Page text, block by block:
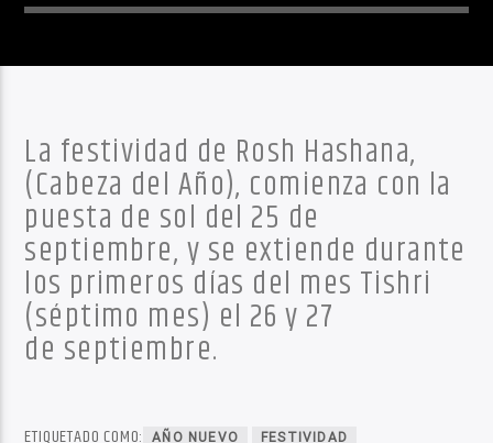
La festividad de Rosh Hashana,
(Cabeza del Año), comienza con la
puesta de sol del 25 de
septiembre, y se extiende durante
los primeros días del mes Tishri
(séptimo mes) el 26 y 27
de septiembre.
ETIQUETADO COMO: AÑO NUEVO FESTIVIDAD